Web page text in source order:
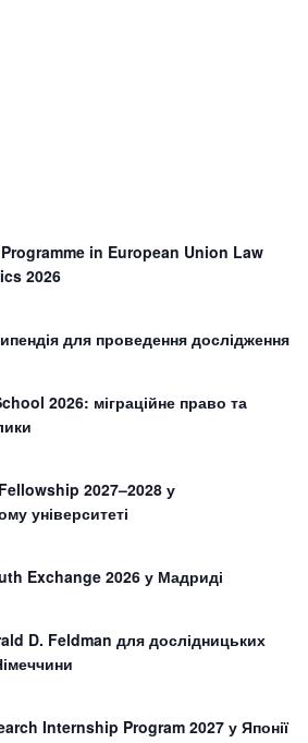
in European Union Law
2026
для проведення дослідження
2026: міграційне право та
2027–2028 у
університеті
Exchange 2026 у Мадриді
D. Feldman для дослідницьких
Internship Program 2027 у Японії